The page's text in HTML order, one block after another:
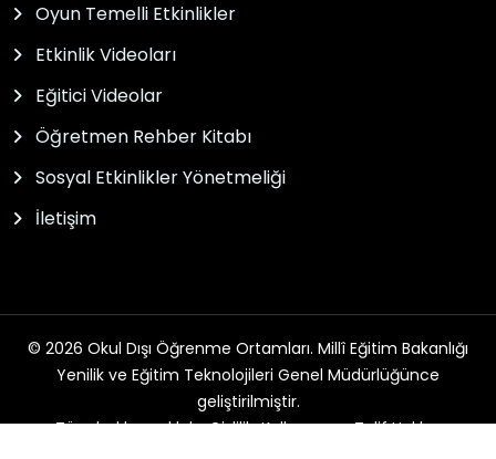
Oyun Temelli Etkinlikler
Etkinlik Videoları
Eğitici Videolar
Öğretmen Rehber Kitabı
Sosyal Etkinlikler Yönetmeliği
İletişim
© 2026 Okul Dışı Öğrenme Ortamları. Millî Eğitim Bakanlığı
Yenilik ve Eğitim Teknolojileri Genel Müdürlüğünce
geliştirilmiştir.
Tüm hakları saklıdır. Gizlilik, Kullanım ve Telif Hakları